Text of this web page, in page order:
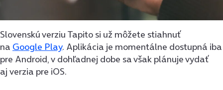
Slovenskú verziu Tapito si už môžete stiahnuť
na Google Play. Aplikácia je momentálne dostupná iba
pre Android, v dohľadnej dobe sa však plánuje vydať
aj verzia pre iOS.